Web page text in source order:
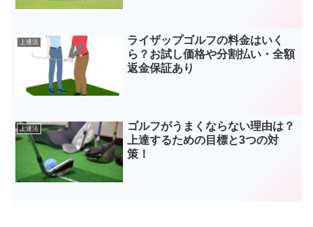
上達法
ライザップゴルフの料金はいく
ら？お試し価格や分割払い・全額
返金保証あり
上達法
ゴルフがうまくならない理由は？
上達するための目標と3つの対
策！